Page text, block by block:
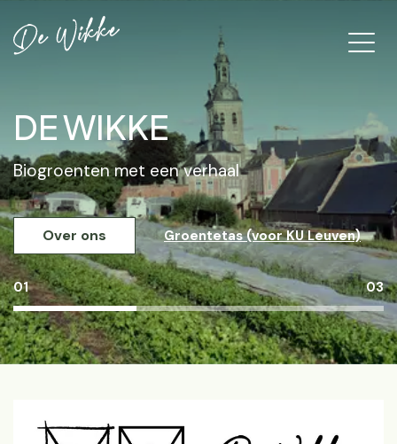
DE WIKKE
Biogroenten met een verhaal
Over ons Groentetas (voor KU Leuven)
01 03